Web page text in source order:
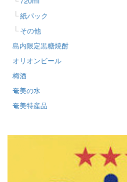
紙パック
その他
島内限定黒糖焼酎
オリオンビール
梅酒
奄美の水
奄美特産品